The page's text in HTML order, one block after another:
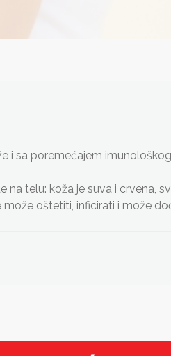
i sa poremećajem
telu: koža je suva i crvena,
oštetiti, inficirati i može